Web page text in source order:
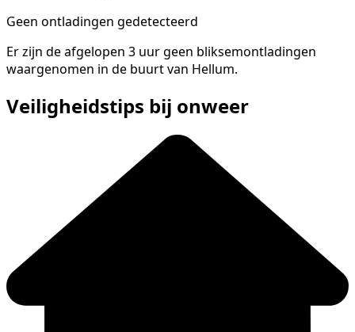
Geen ontladingen gedetecteerd
Er zijn de afgelopen 3 uur geen bliksemontladingen
waargenomen in de buurt van Hellum.
Veiligheidstips bij onweer